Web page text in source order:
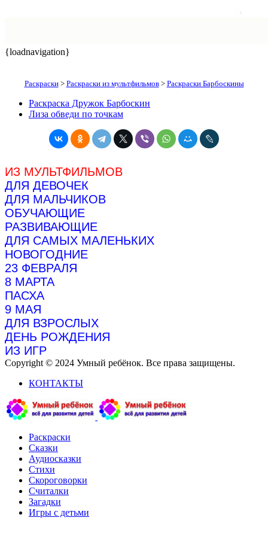
{loadnavigation}
Раскраски> Раскраски из мультфильмов> Раскраски Барбоскины
Раскраска Дружок Барбоскин
Лиза обведи по точкам
ИЗ МУЛЬТФИЛЬМОВ
ДЛЯ ДЕВОЧЕК
ДЛЯ МАЛЬЧИКОВ
ОБУЧАЮЩИЕ
РАЗВИВАЮЩИЕ
ДЛЯ САМЫХ МАЛЕНЬКИХ
НОВОГОДНИЕ
23 ФЕВРАЛЯ
8 МАРТА
ПАСХА
9 МАЯ
ДЛЯ ВЗРОСЛЫХ
ДЕНЬ РОЖДЕНИЯ
ИЗ ИГР
Copyright © 2024 Умный ребёнок. Все права защищены.
КОНТАКТЫ
Раскраски
Сказки
Аудиосказки
Стихи
Скороговорки
Считалки
Загадки
Игры с детьми